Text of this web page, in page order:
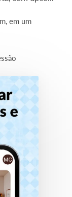
para editá-la.
sem upsell.
em um